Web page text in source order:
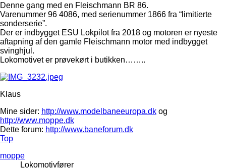
Denne gang med en Fleischmann BR 86.
Varenummer 96 4086, med serienummer 1866 fra “limitierte
sonderserie”.
Der er indbygget ESU Lokpilot fra 2018 og motoren er nyeste
aftapning af den gamle Fleischmann motor med indbygget
svinghjul.
Lokomotivet er prøvekørt i butikken……..
Klaus
Mine sider: http://www.modelbaneeuropa.dk og
http://www.moppe.dk
Dette forum: http://www.baneforum.dk
Top
moppe
Lokomotivfører